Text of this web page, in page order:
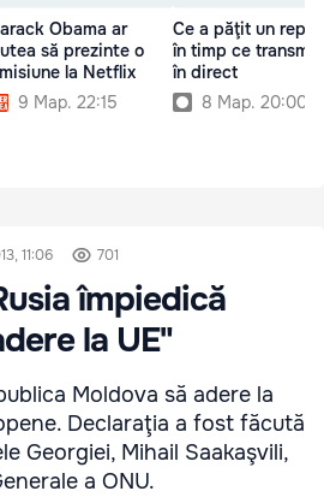
Obama ar
să prezinte o
la Netflix
9 Мар. 22:15
Ce a păţit un
în timp ce
în direct
8 Мар. 20:00
11:06 701
împiedică
la UE"
Moldova să adere la
Declaraţia a fost făcută
Georgiei, Mihail Saakaşvili,
a ONU.